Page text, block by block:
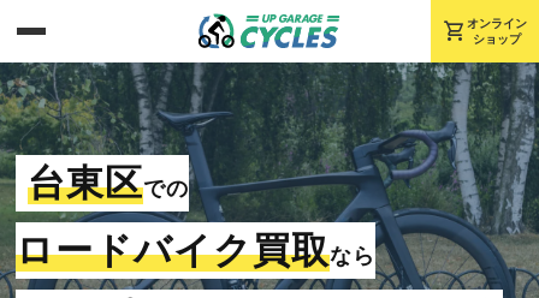
shopping_cart オンライン
ショップ
台東区での
ロードバイク買取なら